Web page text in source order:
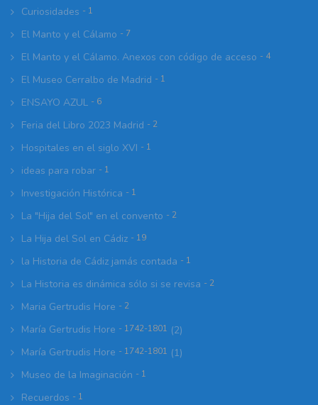
Curiosidades - 1
El Manto y el Cálamo - 7
El Manto y el Cálamo. Anexos con código de acceso - 4
El Museo Cerralbo de Madrid - 1
ENSAYO AZUL - 6
Feria del Libro 2023 Madrid - 2
Hospitales en el siglo XVI - 1
ideas para robar - 1
Investigación Histórica - 1
La "Hija del Sol" en el convento - 2
La Hija del Sol en Cádiz - 19
la Historia de Cádiz jamás contada - 1
La Historia es dinámica sólo si se revisa - 2
Maria Gertrudis Hore - 2
María Gertrudis Hore - 1742-1801 (2)
María Gertrudis Hore - 1742-1801 (1)
Museo de la Imaginación - 1
Recuerdos - 1